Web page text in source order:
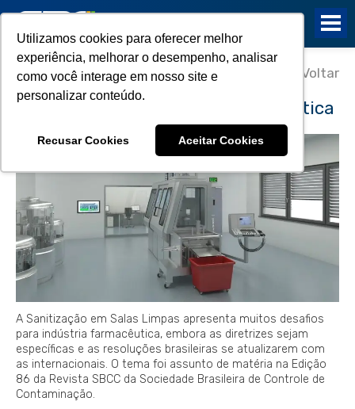
Utilizamos cookies para oferecer melhor
experiência, melhorar o desempenho, analisar
como você interage em nosso site e
personalizar conteúdo.
Recusar Cookies Aceitar Cookies
Voltar
Sanitização em salas limpas e
os desafios da Indústria Farmacêutica
A Sanitização em Salas Limpas apresenta muitos desafios
para indústria farmacêutica, embora as diretrizes sejam
específicas e as resoluções brasileiras se atualizarem com
as internacionais. O tema foi assunto de matéria na Edição
86 da Revista SBCC da Sociedade Brasileira de Controle de
Contaminação.